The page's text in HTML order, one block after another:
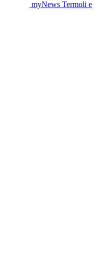
myNews Termoli e